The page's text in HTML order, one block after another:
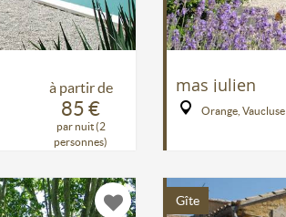
à partir de
85 €
par nuit (2
personnes)
mas julien
Orange, Vaucluse
Gîte